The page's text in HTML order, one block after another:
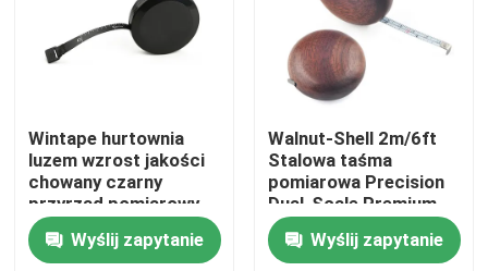
Dom
Produkty
O nas
Wintape hurtownia
luzem wzrost jakości
chowany czarny
przyrząd pomiarowy
do ciała z plastikową
zakładką na prezent
Wyślij zapytanie
Walnut-Shell 2m/6ft
Stalowa taśma
pomiarowa Precision
Dual-Scale Premium
Gift z trwałym
projektem, gładkimi
Wyślij zapytanie